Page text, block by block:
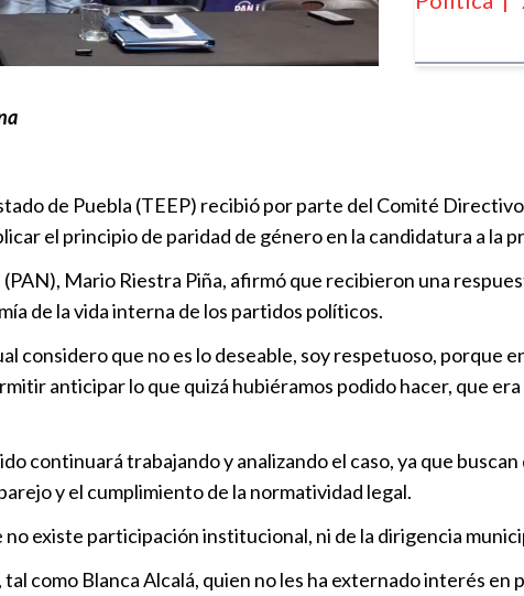
PAN
rechaza
Política |
Política |
Susana
Mario
de Puebla (TEEP) recibió por parte del Comité
el principio de paridad de género en la candidatura a la
Mario Riestra Piña, afirmó que recibieron una
de la vida interna de los partidos políticos.
considero que no es lo deseable, soy respetuoso, porque
anticipar lo que quizá hubiéramos podido hacer, que
continuará trabajando y analizando el caso, ya que
y el cumplimiento de la normatividad legal.
existe participación institucional, ni de la dirigencia
como Blanca Alcalá, quien no les ha externado interés en